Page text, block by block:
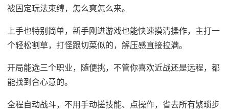
被固定玩法束缚，怎么爽怎么来。
上手也特别简单，新手刚进游戏也能快速摸清操作，主打一
个轻松割草，打怪跟切菜似的，解压感直接拉满。
开局能选三个职业，随便挑，不管你喜欢近战还是远程，都
能找到合心意的。
全程自动战斗，不用手动搓技能、点操作，省去所有繁琐步